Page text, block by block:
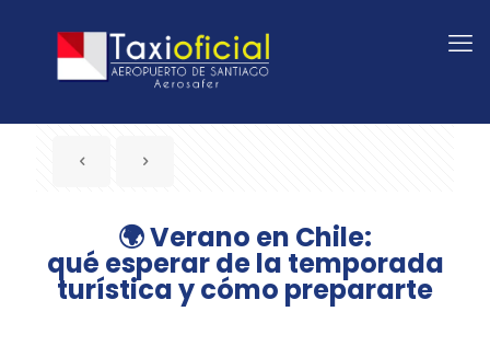
🌍 Verano en Chile:
qué esperar de la temporada
turística y cómo prepararte